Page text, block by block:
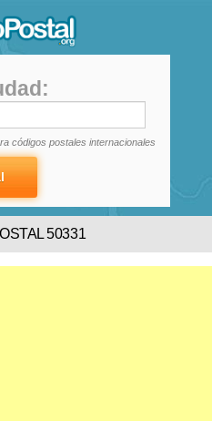
códigos postales internacionales
50331